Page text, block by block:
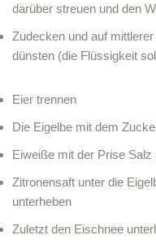
darüber streuen und den
Zudecken und auf
dünsten (die Flüssigkeit
Eier trennen
Die Eigelbe mit dem
Eiweiße mit der Prise
Zitronensaft unter die
unterheben
Zuletzt den Eischnee